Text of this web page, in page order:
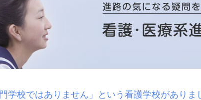
門学校ではありません」という看護学校がありま